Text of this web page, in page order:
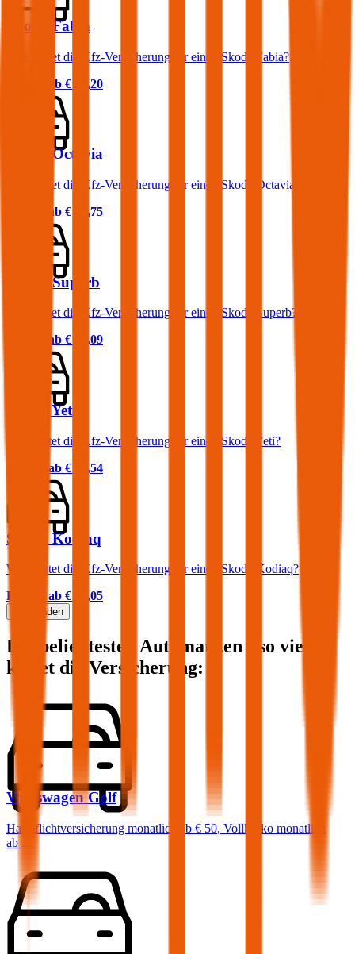
Skoda Fabia
Was kostet die Kfz-Versicherung für einen Skoda Fabia?
Prämie ab € 34,20
Skoda Octavia
Was kostet die Kfz-Versicherung für einen Skoda Octavia?
Prämie ab € 51,75
Skoda Superb
Was kostet die Kfz-Versicherung für einen Skoda Superb?
Prämie ab € 74,09
Skoda Yeti
Was kostet die Kfz-Versicherung für einen Skoda Yeti?
Prämie ab € 60,54
Skoda Kodiaq
Was kostet die Kfz-Versicherung für einen Skoda Kodiaq?
Prämie ab € 87,05
Mehr laden
Die beliebtesten Automarken - so viel
kostet die Versicherung:
Volkswagen Golf
Haftpflichtversicherung monatlich ab € 50, Vollkasko monatlich
ab …